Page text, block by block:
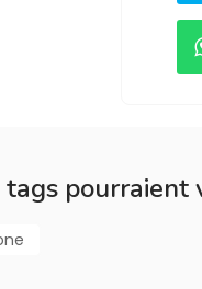
tags pourraient